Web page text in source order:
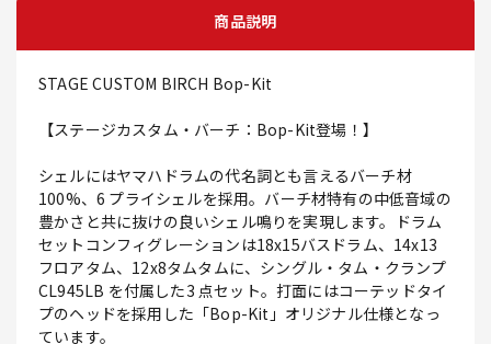
商品説明
STAGE CUSTOM BIRCH Bop-Kit
【ステージカスタム・バーチ：Bop-Kit登場！】
シェルにはヤマハドラムの代名詞とも言えるバーチ材
100%、6 プライシェルを採用。バーチ材特有の中低音域の
豊かさと共に抜けの良いシェル鳴りを実現します。ドラム
セットコンフィグレーションは18x15バスドラム、14x13
フロアタム、12x8タムタムに、シングル・タム・クランプ
CL945LB を付属した3 点セット。打面にはコーテッドタイ
プのヘッドを採用した「Bop-Kit」オリジナル仕様となっ
ています。